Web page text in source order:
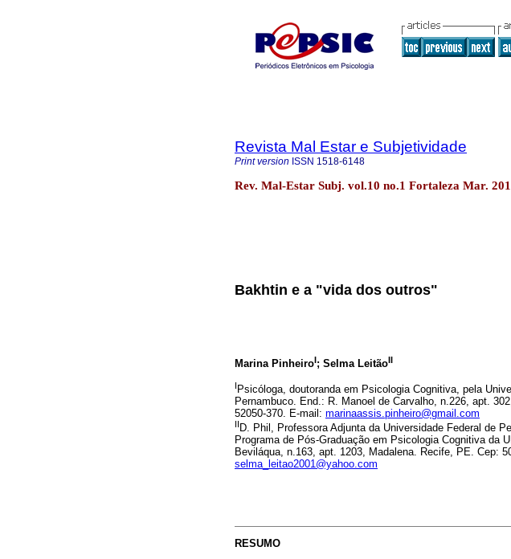
Revista Mal Estar e Subjetividade
Print version ISSN 1518-6148
Rev. Mal-Estar Subj. vol.10 no.1 Fortaleza Mar.
Bakhtin e a "vida dos outros"
Marina PinheiroI; Selma LeitãoII
I Psicóloga, doutoranda em Psicologia Cognitiva, pela
Pernambuco. End.: R. Manoel de Carvalho, n.226, apt.
52050-370. E-mail: marinaassis.pinheiro@gmail.com
II D. Phil, Professora Adjunta da Universidade Federal de
Programa de Pós-Graduação em Psicologia Cognitiva da
Beviláqua, n.163, apt. 1203, Madalena. Recife, PE. Cep:
selma_leitao2001@yahoo.com
RESUMO